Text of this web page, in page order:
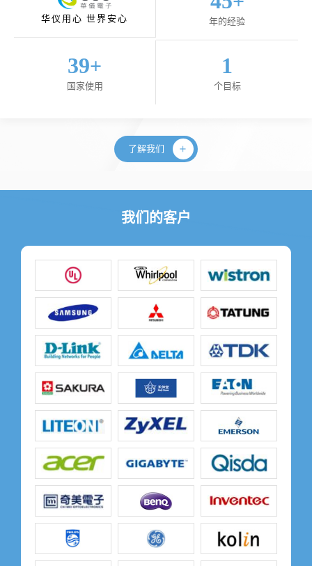
华仪用心 世界安心 年的经验
40+
国家使用
1
个目标
了解我们
我们的客户